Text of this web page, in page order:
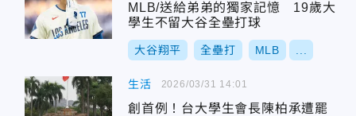
MLB/送給弟弟的獨家記憶 19歲大
學生不留大谷全壘打球
大谷翔平 全壘打 MLB
生活
創首例！台大學生會長陳柏承遭罷
2026/03/31 14:01